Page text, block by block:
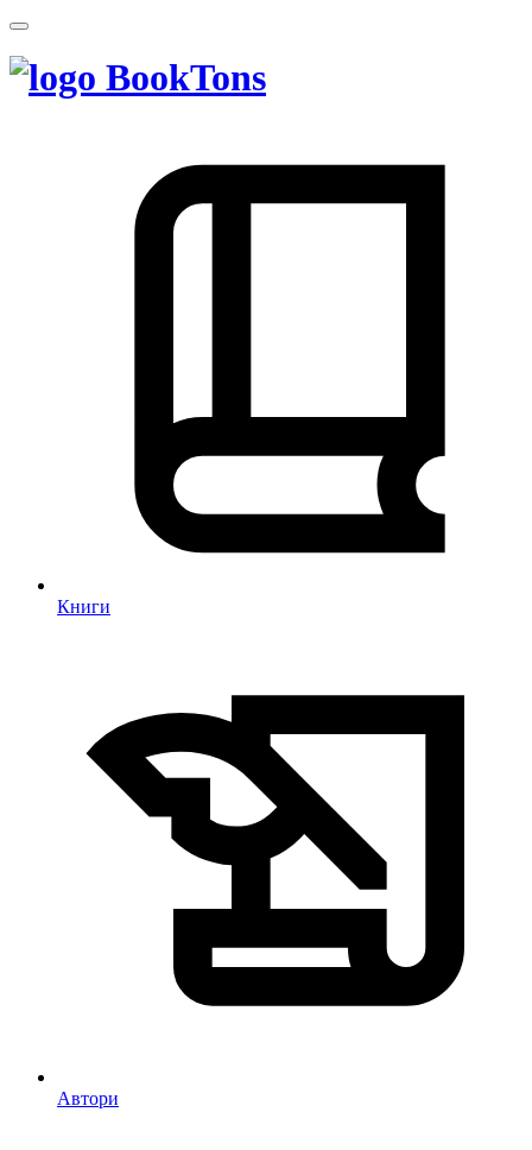
BookTons
Книги
Автори